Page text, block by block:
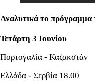
Αναλυτικά το
Τετάρτη 3 Ιουνίου
Πορτογαλία - Καζακστάν
Ελλάδα - Σερβία 18.00